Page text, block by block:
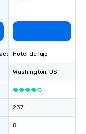
Hotel de lujo
Washington, US
237
8